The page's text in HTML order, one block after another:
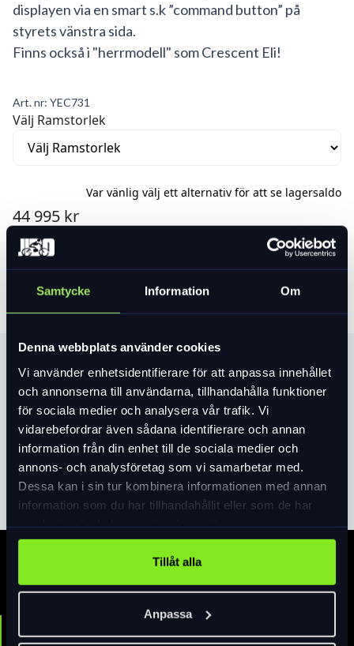
Samtycke Information Om
Denna webbplats använder cookies
Vi använder enhetsidentifierare för att anpassa innehållet
och annonserna till användarna, tillhandahålla funktioner
för sociala medier och analysera vår trafik. Vi
vidarebefordrar även sådana identifierare och annan
information från din enhet till de sociala medier och
annons- och analysföretag som vi samarbetar med.
Dessa kan i sin tur kombinera informationen med annan
information som du har tillhandahållit eller som de har
Tillåt alla
Anpassa
displayen via en smart s.k ”command button” på
styrets vänstra sida.
Finns också i "herrmodell" som Crescent Eli!
Art. nr: YEC731
Välj Ramstorlek
Var vänlig välj ett alternativ för att se lagersaldo
44 995 kr
Produktinformation
När det går snabbt på cykelbanan är
tryggheten i bra bromsar extra viktig. De
hydrauliska skivbromsarna från Shimano
har fått en 180 mm skiva för extra
bromskraft.
Elva har aerodynamisk designade ramar
som bygger på samma grundgeometri men
med där den ena modellen har ett sluttande
överrör för ett lägre insteg. Båda ramarna
gömmer såväl det kraftfulla 500 wh
powerpack-batteriet från Bosch som
kablage från växlar och bromsar. Det ger ett
rent uttryck och tillsammans med grafik
Läs merexpand_more
Batteri